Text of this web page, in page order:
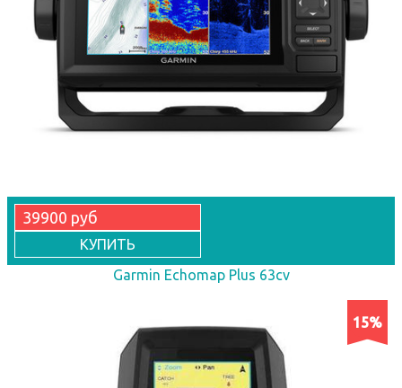
39900 руб
КУПИТЬ
Garmin Echomap Plus 63cv
15%